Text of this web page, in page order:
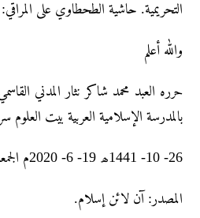
التحريمية. حاشية الطحطاوي على المراقي: 1/ 211).
والله أعلم
حرره العبد محمد شاکر نثار المدني
بالمدرسة الإسلامية العربية بيت العلوم
26- 10- 1441ھ 19- 6- 2020م الجمعة.
المصدر: آن لائن إسلام.